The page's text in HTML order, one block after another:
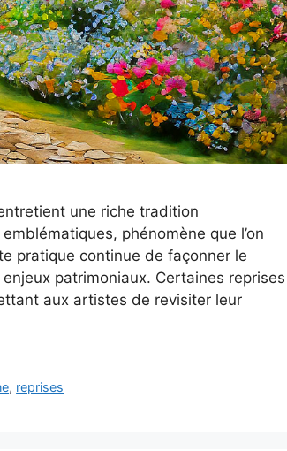
une riche tradition
phénomène que l’on
pratique continue de façonner le
patrimoniaux. Certaines reprises
aux artistes de revisiter leur
, reprises